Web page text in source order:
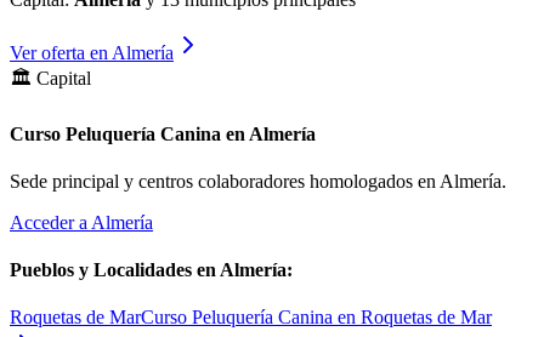
Ver oferta en Almería
🏛️ Capital
Curso Peluquería Canina en Almería
Sede principal y centros colaboradores homologados en Almería.
Acceder a Almería
Pueblos y Localidades en Almería:
Roquetas de MarCurso Peluquería Canina en Roquetas de Mar